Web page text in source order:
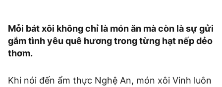
Mỗi bát xôi không chỉ là món ăn mà còn là sự gửi
gắm tình yêu quê hương trong từng hạt nếp dẻo
thơm.
Khi nói đến ẩm thực Nghệ An, món xôi Vinh luôn